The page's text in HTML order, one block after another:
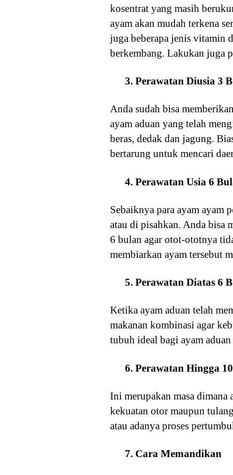
kosentrat yang masih
ayam akan mudah terkena
juga beberapa jenis vitamin
berkembang. Lakukan juga
3. Perawatan Diusia 3
Anda sudah bisa
ayam aduan yang telah
beras, dedak dan jagung.
bertarung untuk mencari
4. Perawatan Usia 6
Sebaiknya para ayam ayam
atau di pisahkan. Anda bisa
6 bulan agar otot-ototnya
membiarkan ayam tersebut
5. Perawatan Diatas 6
Ketika ayam aduan telah
makanan kombinasi agar
tubuh ideal bagi ayam
6. Perawatan Hingga
Ini merupakan masa dimana
kekuatan otor maupun
atau adanya proses
7. Cara Memandikan